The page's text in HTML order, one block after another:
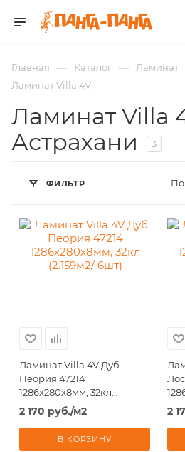
Главная — Каталог — Ламинат
Ламинат Villa 4V
Ламинат Villa
Астрахани
3
ФИЛЬТР По
Ламинат Villa 4V Дуб
Пеория 47214
1286х280х8мм, 32кл
(2.159м2/ 6шт)
2 170 руб./м2
В КОРЗИНУ
2